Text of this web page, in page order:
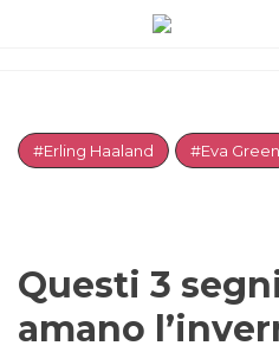
#Erling Haaland #Eva Green
Questi 3
amano